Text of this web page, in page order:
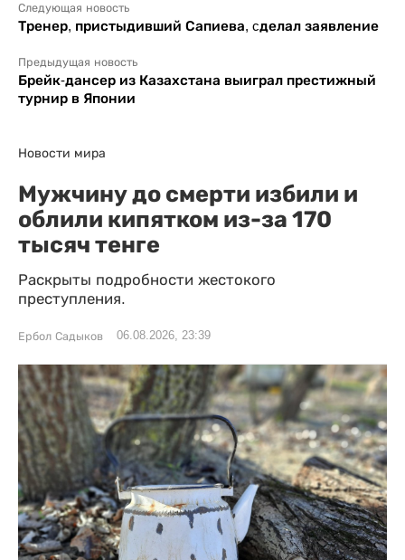
Следующая новость
Тренер, пристыдивший Сапиева, cделал заявление
Предыдущая новость
Брейк-дансер из Казахстана выиграл престижный
турнир в Японии
Новости мира
Мужчину до смерти избили и
облили кипятком из-за 170
тысяч тенге
Раскрыты подробности жестокого
преступления.
Ербол Садыков 06.08.2026, 23:39